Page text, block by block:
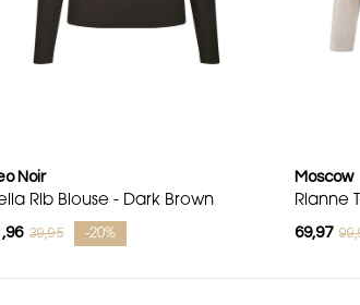
Noir
Rib Blouse - Dark Brown
39,95 -20%
Moscow
Rianne
69,97